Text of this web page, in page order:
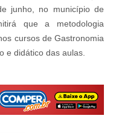
junho, no município de
que a metodologia
cursos de Gastronomia
e didático das aulas.